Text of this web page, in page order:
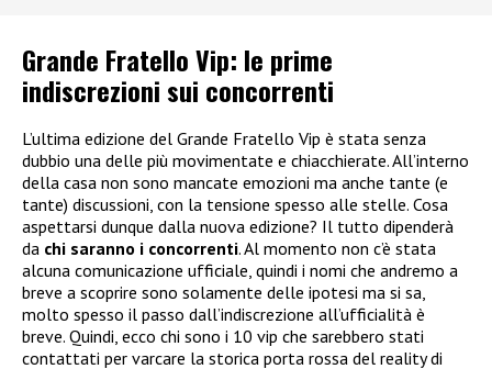
Grande Fratello Vip: le prime
indiscrezioni sui concorrenti
L’ultima edizione del Grande Fratello Vip è stata senza
dubbio una delle più movimentate e chiacchierate. All’interno
della casa non sono mancate emozioni ma anche tante (e
tante) discussioni, con la tensione spesso alle stelle. Cosa
aspettarsi dunque dalla nuova edizione? Il tutto dipenderà
da chi saranno i concorrenti. Al momento non c’è stata
alcuna comunicazione ufficiale, quindi i nomi che andremo a
breve a scoprire sono solamente delle ipotesi ma si sa,
molto spesso il passo dall’indiscrezione all’ufficialità è
breve. Quindi, ecco chi sono i 10 vip che sarebbero stati
contattati per varcare la storica porta rossa del reality di